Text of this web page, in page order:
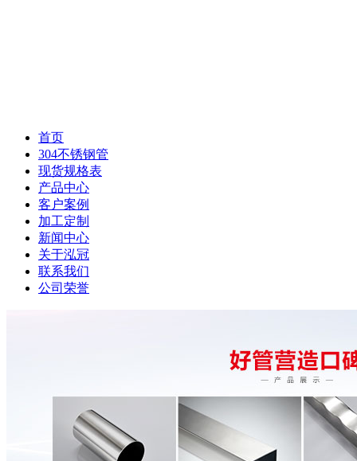
首页
304不锈钢管
现货规格表
产品中心
客户案例
加工定制
新闻中心
关于泓冠
联系我们
公司荣誉